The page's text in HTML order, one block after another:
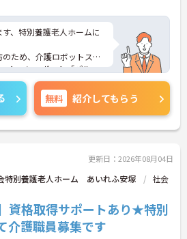
、特別養護老人ホームに
ため、介護ロボットスー
ションロボット「パル
護を行われています！ま
め、勤務もしやすい環境
面接のポイントなど、さ
でお気軽にご相談くださ
無料 紹介してもらう
更新日：2026年08月04日
特別養護老人ホーム あいれふ安塚
社会
資格取得サポートあり★特別
介護職員募集です